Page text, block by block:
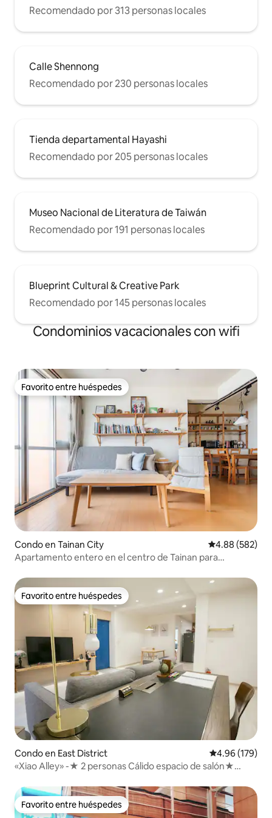
Recomendado por 313 personas locales
Calle Shennong
Recomendado por 230 personas locales
Tienda departamental Hayashi
Recomendado por 205 personas locales
Museo Nacional de Literatura de Taiwán
Recomendado por 191 personas locales
Blueprint Cultural & Creative Park
Recomendado por 145 personas locales
Condominios vacacionales con wifi
Favorito entre huéspedes
Favorito entre huéspedes
Condo en Tainan City Calificación
4.88 (582)
Apartamento entero en el centro de Tainan para
Favorito entre huéspedes
Favorito entre huéspedes
Condo en East District Calificación
4.96 (179)
«Xiao Alley» -★ 2 personas Cálido espacio de salón★
Favorito entre huéspedes
Favorito entre huéspedes